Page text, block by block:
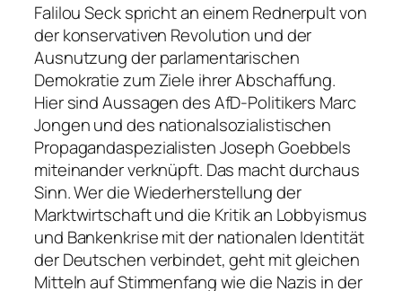
Falilou Seck spricht an einem Rednerpult von
der konservativen Revolution und der
Ausnutzung der parlamentarischen
Demokratie zum Ziele ihrer Abschaffung.
Hier sind Aussagen des AfD-Politikers Marc
Jongen und des nationalsozialistischen
Propagandaspezialisten Joseph Goebbels
miteinander verknüpft. Das macht durchaus
Sinn. Wer die Wiederherstellung der
Marktwirtschaft und die Kritik an Lobbyismus
und Bankenkrise mit der nationalen Identität
der Deutschen verbindet, geht mit gleichen
Mitteln auf Stimmenfang wie die Nazis in der